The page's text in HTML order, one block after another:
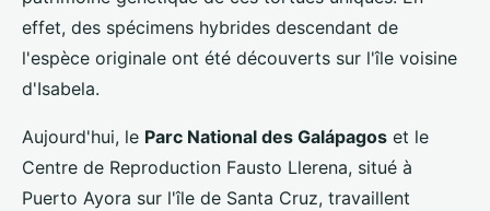
effet, des spécimens hybrides descendant de
l'espèce originale ont été découverts sur l'île voisine
d'Isabela.
Aujourd'hui, le Parc National des Galápagos et le
Centre de Reproduction Fausto Llerena, situé à
Puerto Ayora sur l'île de Santa Cruz, travaillent